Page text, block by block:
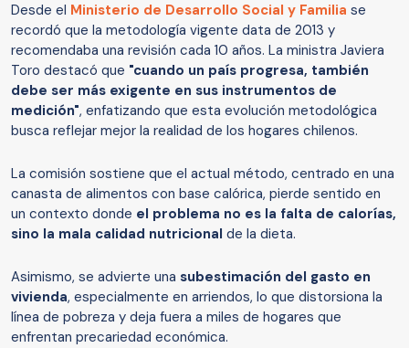
Desde el Ministerio de Desarrollo Social y Familia se
recordó que la metodología vigente data de 2013 y
recomendaba una revisión cada 10 años. La ministra Javiera
Toro destacó que "cuando un país progresa, también
debe ser más exigente en sus instrumentos de
medición", enfatizando que esta evolución metodológica
busca reflejar mejor la realidad de los hogares chilenos.
La comisión sostiene que el actual método, centrado en una
canasta de alimentos con base calórica, pierde sentido en
un contexto donde el problema no es la falta de calorías,
sino la mala calidad nutricional de la dieta.
Asimismo, se advierte una subestimación del gasto en
vivienda, especialmente en arriendos, lo que distorsiona la
línea de pobreza y deja fuera a miles de hogares que
enfrentan precariedad económica.